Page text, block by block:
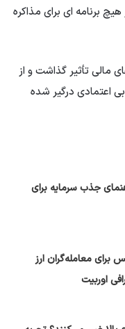
برنامه ای برای مذاکره
مالی تأثیر گذاشت و از
اعتمادی درگیر شده
جذب سرمایه برای
معامله‌گران ارز
اوربیت